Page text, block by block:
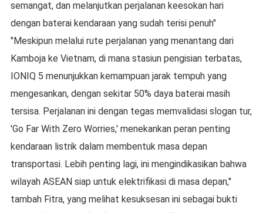
semangat, dan melanjutkan perjalanan keesokan hari
dengan baterai kendaraan yang sudah terisi penuh"
"Meskipun melalui rute perjalanan yang menantang dari
Kamboja ke Vietnam, di mana stasiun pengisian terbatas,
IONIQ 5 menunjukkan kemampuan jarak tempuh yang
mengesankan, dengan sekitar 50% daya baterai masih
tersisa. Perjalanan ini dengan tegas memvalidasi slogan tur,
'Go Far With Zero Worries,' menekankan peran penting
kendaraan listrik dalam membentuk masa depan
transportasi. Lebih penting lagi, ini mengindikasikan bahwa
wilayah ASEAN siap untuk elektrifikasi di masa depan,"
tambah Fitra, yang melihat kesuksesan ini sebagai bukti